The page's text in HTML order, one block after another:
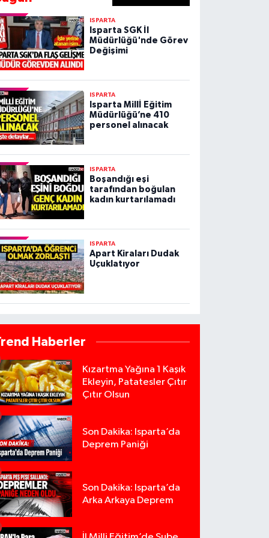
ISPARTA
Isparta SGK İl
Müdürlüğü'nde Görev
Değişimi
ISPARTA
Isparta Millİ Eğitim
Müdürlüğü’ne 410
personel alınacak
ISPARTA
Boşandığı eşi
tarafından boğulan
kadın kurtarılamadı
ISPARTA
Apart Kiraları Dudak
Uçuklatıyor
Haberler
Kızartma Yağına 1 Kaşık
Ekleyin, Patatesler Çıtır
Çıtır Olsun
Son Dakika: Isparta’da
Deprem Paniği
Son Dakika: Isparta’da
Arka Arkaya Deprem